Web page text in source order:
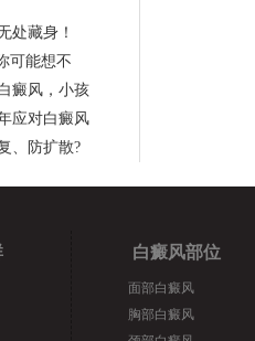
处藏身！
可能想不
癜风，小孩
应对白癜风
、防扩散?
白癜风部位
面部白癜风
胸部白癜风